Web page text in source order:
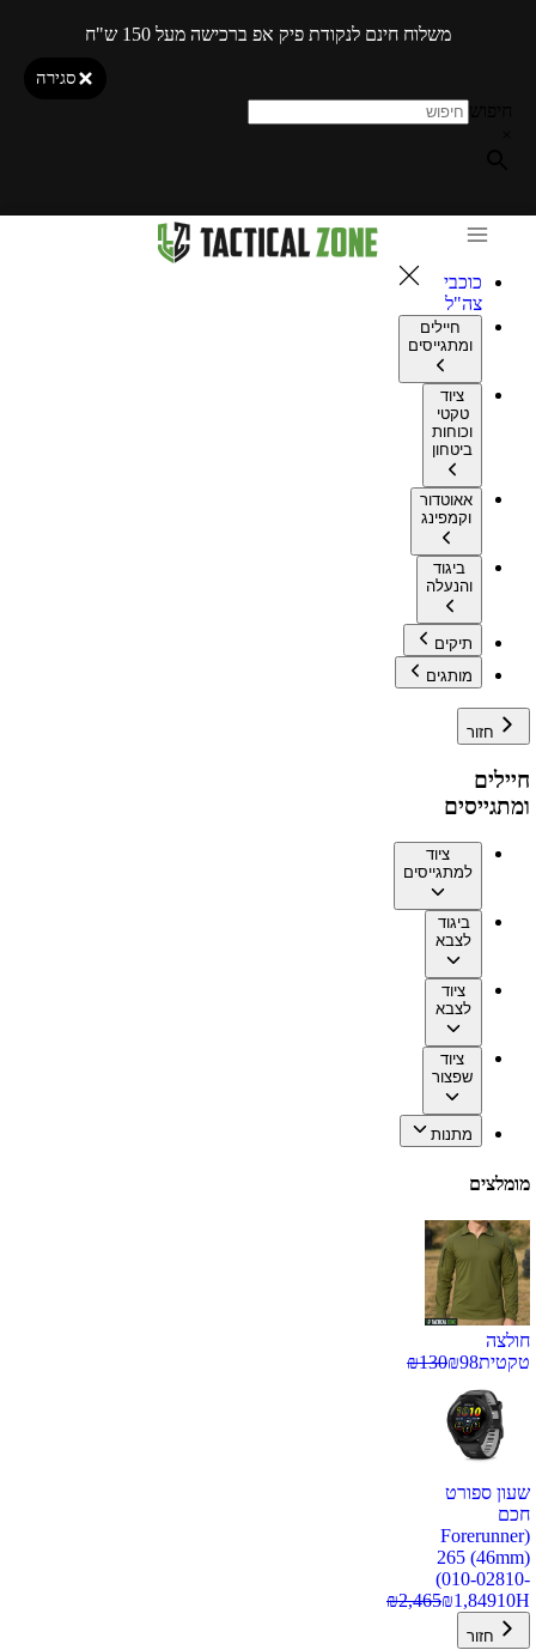
משלוח חינם לנקודת פיק אפ ברכישה מעל 150 ש"ח
סגירה
כוכבי
צה"ל
חיילים
ומתגייסים
ציוד
טקטי
וכוחות
ביטחון
אאוטדור
וקמפינג
ביגוד
והנעלה
תיקים
מותגים
חזור
חיילים
ומתגייסים
ציוד
למתגייסים
ביגוד
לצבא
ציוד
לצבא
ציוד
שפצור
מתנות
מומלצים
חולצה
טקטית
₪98
₪130
שעון ספורט
חכם
(Forerunner
265 (46mm)
(010-02810-
10H
₪1,849
₪2,465
חזור